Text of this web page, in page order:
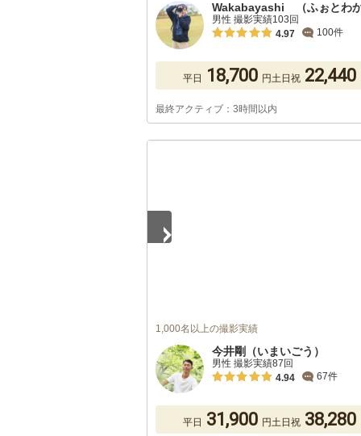
Wakabayashi （ふぉとわ
男性 撮影実績103回
4.97
100件
平日 18,700 円土日祝 22,440
最終アクティブ：3時間以内
1,000名以上の撮影実績
今井剛（いまいごう）
男性 撮影実績87回
4.94
67件
平日 31,900 円土日祝 38,280